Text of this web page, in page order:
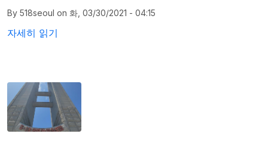
By 518seoul on 화, 03/30/2021 - 04:15
김의기기념사업회-순례보고서에 대해
자세히 읽기